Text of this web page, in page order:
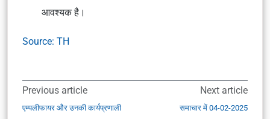
आवश्यक है।
Source: TH
Previous article
एम्पलीफायर और उनकी कार्यप्रणाली
Next article
समाचार में 04-02-2025